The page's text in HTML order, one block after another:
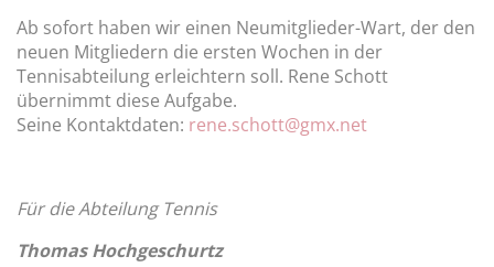
Ab sofort haben wir einen Neumitglieder-Wart, der den
neuen Mitgliedern die ersten Wochen in der
Tennisabteilung erleichtern soll. Rene Schott
übernimmt diese Aufgabe.
Seine Kontaktdaten: rene.schott@gmx.net
Für die Abteilung Tennis
Thomas Hochgeschurtz